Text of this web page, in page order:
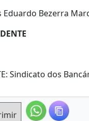
Eduardo Bezerra
Sindicato dos